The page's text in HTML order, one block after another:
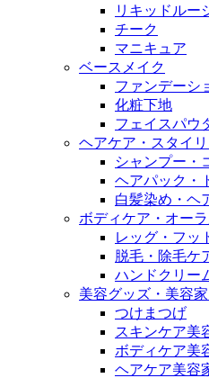
リキッドルー
チーク
マニキュア
ベースメイク
ファンデーシ
化粧下地
フェイスパウ
ヘアケア・スタイ
シャンプー・
ヘアパック・
白髪染め・ヘ
ボディケア・オー
レッグ・フッ
脱毛・除毛ケ
ハンドクリー
美容グッズ・美容
つけまつげ
スキンケア美
ボディケア美
ヘアケア美容